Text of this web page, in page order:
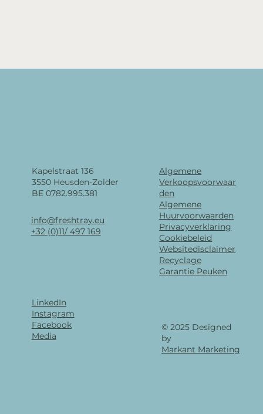
Kapelstraat 136
3550 Heusden-Zolder
BE 0782.995.381
info@freshtray.eu
+32 (0)11/ 497 169
Algemene
Verkoopsvoorwaar
den
Algemene
Huurvoorwaarden
Privacyverklaring
Cookiebeleid
Websitedisclaimer
Recyclage
Garantie Peuken
LinkedIn
Instagram
Facebook
Media
© 2025 Designed
by
Markant Marketing